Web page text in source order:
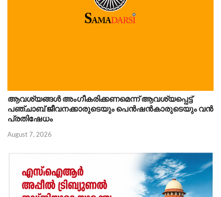
ആവശ്യങ്ങൾ അംഗീകരിക്കണമെന്ന് ആവശ്യപ്പെട്ട്
പഞ്ചാബ് ജീവനക്കാരുടെയും പെൻഷൻകാരുടെയും വൻ
പ്രതിഷേധം
August 7, 2026